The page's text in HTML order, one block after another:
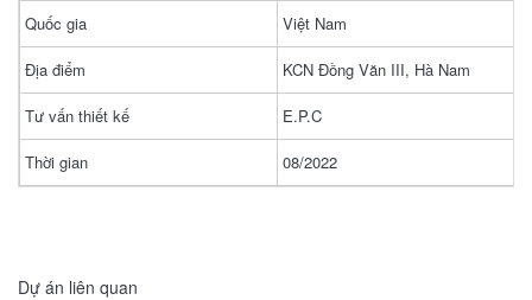
Quốc gia Việt Nam
Địa điểm KCN Đồng Văn III, Hà Nam
Tư vấn thiết kế E.P.C
Thời gian 08/2022
Dự án liên quan